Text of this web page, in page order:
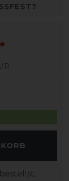
*
bestellst,